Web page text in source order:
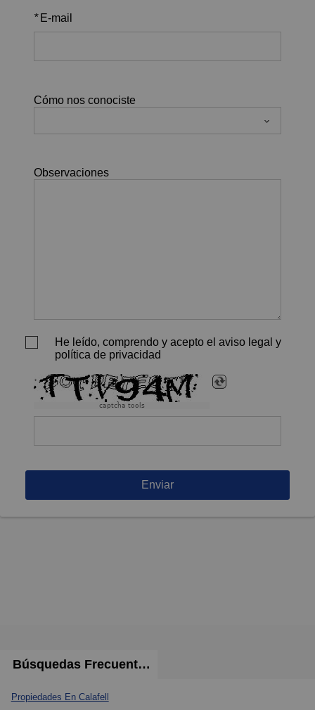
* E-mail
Cómo nos conociste
Observaciones
He leído, comprendo y acepto el aviso legal y
política de privacidad
captcha tools
Enviar
Búsquedas Frecuentes
Propiedades En Calafell